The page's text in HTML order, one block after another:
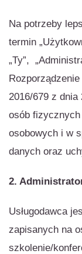
Na potrzeby
termin
„Ty”,
2016/679 z
osób
osobowych i w
danych oraz
2.
Usługodawca
zapisanych na
szkolenie/